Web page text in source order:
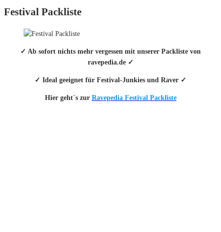
Festival Packliste
✓ Ab sofort nichts mehr vergessen mit unserer Packliste von
ravepedia.de ✓
✓ Ideal geeignet für Festival-Junkies und Raver ✓
Hier geht`s zur Ravepedia Festival Packliste